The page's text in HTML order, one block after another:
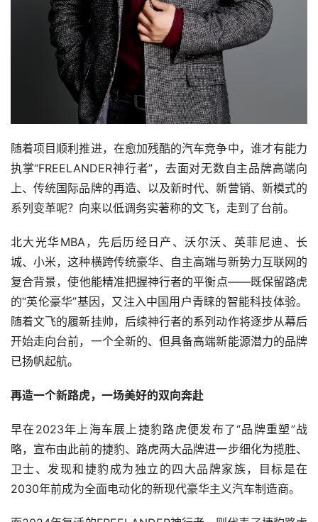
随着项目顺利推进，在愈加残酷的汽车竞争中，谁才有能力
执掌“FREELANDER神行者”，去面对无数自主品牌高端向
上、传统国际品牌的再造、以及新时代、新营销、新模式的
系列变革呢？向来以低调务实著称的文飞，走到了台前。
北大光华MBA，先后历经日产、沃尔沃、英菲尼迪、长
城、小米，这种横跨传统豪华、自主高端与新势力互联网的
复合背景，使他能精准把握神行者的平衡点——既保留路虎
的“英伦豪华”基因，又注入中国用户青睐的智能科技体验。
随着文飞的履新挂帅，后续神行者的系列动作将逐步从幕后
开始走向台前，一个全新的、但具备高端新能源潜力的品牌
已扬帆起航。
再造一个新路虎，一场美好的双向奔赴
早在2023年上海车展上捷豹路虎便发布了“品牌重塑”战
略，宣布由此前的捷豹、路虎两大品牌进一步细化为揽胜、
卫士、发现和捷豹成为独立的四大品牌家族，目标是在
2030年前成为全面电动化的新现代豪华主义汽车制造商。